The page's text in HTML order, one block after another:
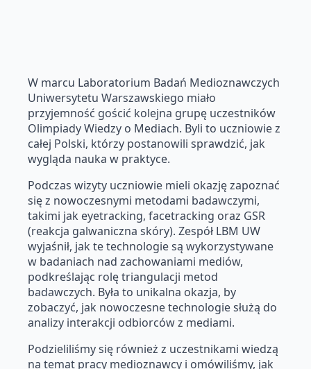
W marcu Laboratorium Badań Medioznawczych
Uniwersytetu Warszawskiego miało
przyjemność gościć kolejna grupę uczestników
Olimpiady Wiedzy o Mediach. Byli to uczniowie z
całej Polski, którzy postanowili sprawdzić, jak
wygląda nauka w praktyce.
Podczas wizyty uczniowie mieli okazję zapoznać
się z nowoczesnymi metodami badawczymi,
takimi jak eyetracking, facetracking oraz GSR
(reakcja galwaniczna skóry). Zespół LBM UW
wyjaśnił, jak te technologie są wykorzystywane
w badaniach nad zachowaniami mediów,
podkreślając rolę triangulacji metod
badawczych. Była to unikalna okazja, by
zobaczyć, jak nowoczesne technologie służą do
analizy interakcji odbiorców z mediami.
Podzieliliśmy się również z uczestnikami wiedzą
na temat pracy medioznawcy i omówiliśmy, jak